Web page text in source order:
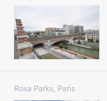
Rosa Parks, Paris